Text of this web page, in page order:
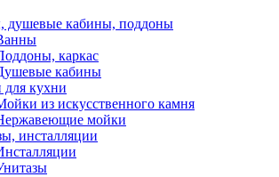
душевые кабины, поддоны
каркас
кабины
кухни
из искусственного камня
мойки
инсталляции